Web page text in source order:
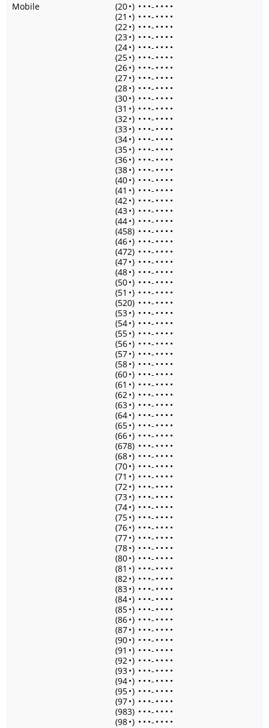
Mobile
(20•) • • •- • • • •
(21 •) • • •- • • • •
(22•) • • •- • • • •
(23•) • • •- • • • •
(24•) • • •- • • • •
(25•) • • •- • • • •
(26•) • • •- • • • •
(27•) • • •- • • • •
(28•) • • •- • • • •
(30•) • • •- • • • •
(31 •) • • •- • • • •
(32•) • • •- • • • •
(33•) • • •- • • • •
(34•) • • •- • • • •
(35•) • • •- • • • •
(36•) • • •- • • • •
(38•) • • •- • • • •
(40•) • • •- • • • •
(41 •) • • •- • • • •
(42•) • • •- • • • •
(43•) • • •- • • • •
(44•) • • •- • • • •
(458) • • •- • • • •
(46•) • • •- • • • •
(472) • • •- • • • •
(47•) • • •- • • • •
(48•) • • •- • • • •
(50•) • • •- • • • •
(51 •) • • •- • • • •
(520) • • •- • • • •
(53•) • • •- • • • •
(54•) • • •- • • • •
(55•) • • •- • • • •
(56•) • • •- • • • •
(57•) • • •- • • • •
(58•) • • •- • • • •
(60•) • • •- • • • •
(61 •) • • •- • • • •
(62•) • • •- • • • •
(63•) • • •- • • • •
(64•) • • •- • • • •
(65•) • • •- • • • •
(66•) • • •- • • • •
(678) • • •- • • • •
(68•) • • •- • • • •
(70•) • • •- • • • •
(71 •) • • •- • • • •
(72•) • • •- • • • •
(73•) • • •- • • • •
(74•) • • •- • • • •
(75•) • • •- • • • •
(76•) • • •- • • • •
(77•) • • •- • • • •
(78•) • • •- • • • •
(80•) • • •- • • • •
(81 •) • • •- • • • •
(82•) • • •- • • • •
(83•) • • •- • • • •
(84•) • • •- • • • •
(85•) • • •- • • • •
(86•) • • •- • • • •
(87•) • • •- • • • •
(90•) • • •- • • • •
(91 •) • • •- • • • •
(92•) • • •- • • • •
(93•) • • •- • • • •
(94•) • • •- • • • •
(95•) • • •- • • • •
(97•) • • •- • • • •
(983) • • •- • • • •
(98•) • • •- • • • •